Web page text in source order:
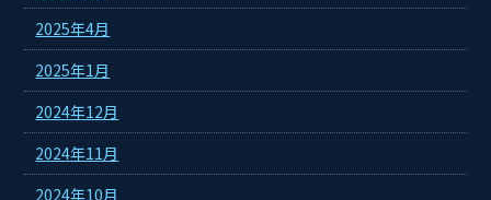
2025年4月
2025年1月
2024年12月
2024年11月
2024年10月